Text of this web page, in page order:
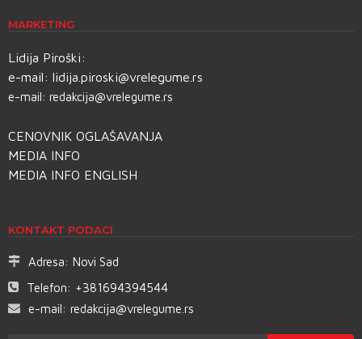
MARKETING
Lidija Piroški:
e-mail: lidija.piroski@vrelegume.rs
e-mail: redakcija@vrelegume.rs
CENOVNIK OGLAŠAVANJA
MEDIA INFO
MEDIA INFO ENGLISH
KONTAKT PODACI
Adresa: Novi Sad
Telefon: +381694394544
e-mail: redakcija@vrelegume.rs